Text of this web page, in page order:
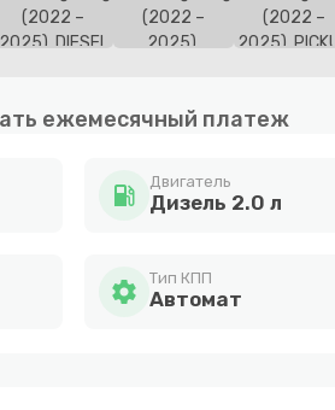
ежемесячный платеж
local_gas_station Двигатель
Дизель 2.0 л
settings Тип КПП
Автомат